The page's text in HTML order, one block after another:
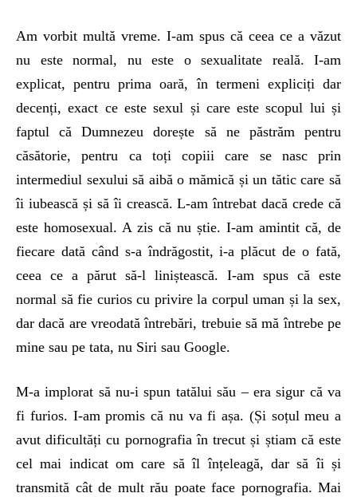
Am vorbit multă vreme. I-am spus că ceea ce a văzut
nu este normal, nu este o sexualitate reală. I-am
explicat, pentru prima oară, în termeni expliciți dar
decenți, exact ce este sexul și care este scopul lui și
faptul că Dumnezeu dorește să ne păstrăm pentru
căsătorie, pentru ca toți copiii care se nasc prin
intermediul sexului să aibă o mămică și un tătic care să
îi iubească și să îi crească. L-am întrebat dacă crede că
este homosexual. A zis că nu știe. I-am amintit că, de
fiecare dată când s-a îndrăgostit, i-a plăcut de o fată,
ceea ce a părut să-l liniștească. I-am spus că este
normal să fie curios cu privire la corpul uman și la sex,
dar dacă are vreodată întrebări, trebuie să mă întrebe pe
mine sau pe tata, nu Siri sau Google.
M-a implorat să nu-i spun tatălui său – era sigur că va
fi furios. I-am promis că nu va fi așa. (Și soțul meu a
avut dificultăți cu pornografia în trecut și știam că este
cel mai indicat om care să îl înțeleagă, dar să îi și
transmită cât de mult rău poate face pornografia. Mai